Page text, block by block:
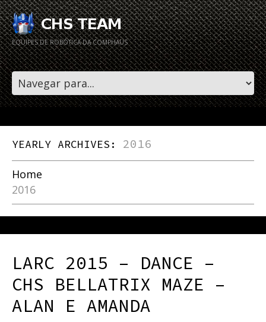
EQUIPES DE ROBÓTICA DA COMPHAUS
YEARLY ARCHIVES: 2016
Home
2016
LARC 2015 – DANCE –
CHS BELLATRIX MAZE –
ALAN E AMANDA